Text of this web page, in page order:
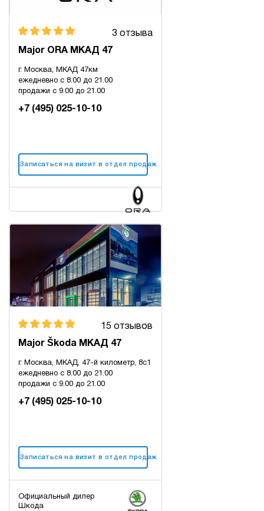
3 отзыва
Major ORA МКАД 47
г. Москва, МКАД 47км
ежедневно с 8.00 до 21.00
продажи с 9.00 до 21.00
+7 (495) 025-10-10
Записаться на визит в отдел продаж
15 отзывов
Major Škoda МКАД 47
г. Москва, МКАД, 47-й километр, 8с1
ежедневно с 8.00 до 21.00
продажи с 9.00 до 21.00
+7 (495) 025-10-10
Записаться на визит в отдел продаж
Официальный дилер
Шкода